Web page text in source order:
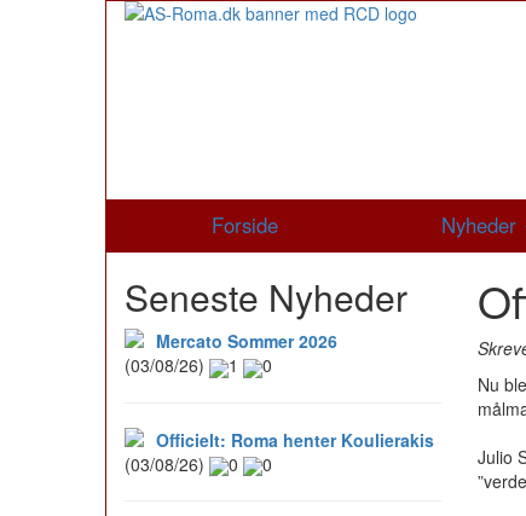
Forside Nyheder
Nu
Julio
Seneste Nyheder
Mercato Sommer 2026
(03/08/26)
1 0
Officielt: Roma henter Koulierakis
(03/08/26)
0 0